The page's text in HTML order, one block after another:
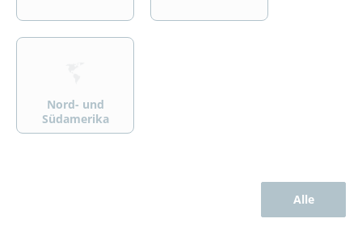
>
Nord- und
Südamerika
Alle